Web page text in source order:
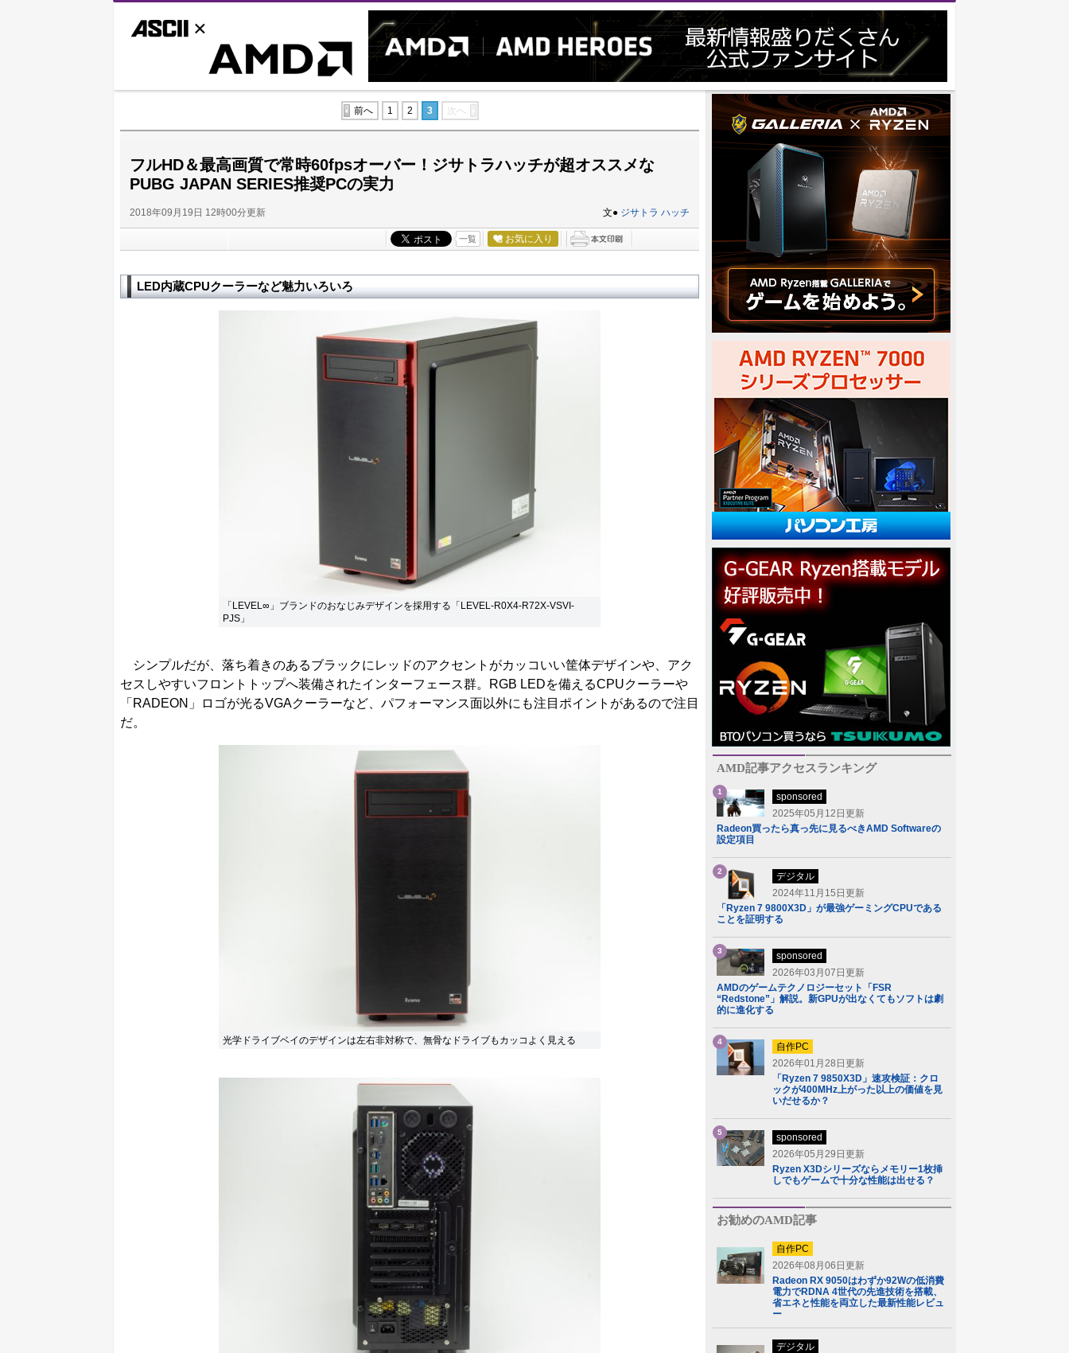
AMD
前へ 1 2 3 次へ
フルHD＆最高画質で常時60fpsオーバー！ジサトラハッチが超オススメな
PUBG JAPAN SERIES推奨PCの実力
2018年09月19日 12時00分更新 文● ジサトラ ハッチ
一覧 お気に入り
LED内蔵CPUクーラーなど魅力いろいろ
「LEVEL∞」ブランドのおなじみデザインを採用する「LEVEL-R0X4-R72X-VSVI-
PJS」
シンプルだが、落ち着きのあるブラックにレッドのアクセントがカッコいい筐体デザインや、アク
セスしやすいフロントトップへ装備されたインターフェース群。RGB LEDを備えるCPUクーラーや
「RADEON」ロゴが光るVGAクーラーなど、パフォーマンス面以外にも注目ポイントがあるので注目
だ。
光学ドライブベイのデザインは左右非対称で、無骨なドライブもカッコよく見える
AMD記事アクセスランキング
1
sponsored
2025年05月12日更新
Radeon買ったら真っ先に見るべきAMD Softwareの
設定項目
2
デジタル
2024年11月15日更新
「Ryzen 7 9800X3D」が最強ゲーミングCPUである
ことを証明する
3
sponsored
2026年03月07日更新
AMDのゲームテクノロジーセット「FSR
“Redstone”」解説。新GPUが出なくてもソフトは劇
的に進化する
4
自作PC
2026年01月28日更新
「Ryzen 7 9850X3D」速攻検証：クロ
ックが400MHz上がった以上の価値を見
いだせるか？
5
sponsored
2026年05月29日更新
Ryzen X3Dシリーズならメモリー1枚挿
しでもゲームで十分な性能は出せる？
お勧めのAMD記事
自作PC
2026年08月06日更新
Radeon RX 9050はわずか92Wの低消費
電力でRDNA 4世代の先進技術を搭載、
省エネと性能を両立した最新性能レビュ
ー
デジタル